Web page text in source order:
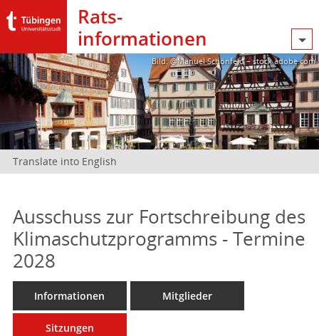
Rats­
informationen
Bild: @Manuel Schönfeld – stock.adobe.com
Translate into English
Ausschuss zur Fortschreibung des
Klimaschutzprogramms - Termine
2028
Informationen Mitglieder
Sitzungen